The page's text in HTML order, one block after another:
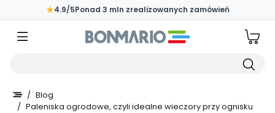
Przejdź do głównej zawartości strony
★4.9/5Ponad 3 mln zrealizowanych zamówień
/ Blog
/ Paleniska ogrodowe, czyli idealne wieczory przy ognisku